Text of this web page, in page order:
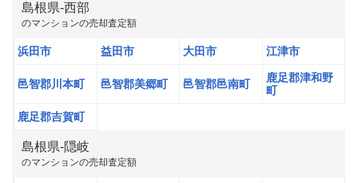
島根県-西部
のマンションの売却査定額
浜田市 益田市 大田市 江津市
邑智郡川本町 邑智郡美郷町 邑智郡邑南町
鹿足郡津和野
町
鹿足郡吉賀町
島根県-隠岐
のマンションの売却査定額